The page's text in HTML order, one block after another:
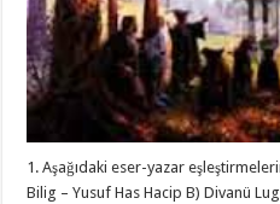
1. Aşağıdaki eser-yazar
Bilig – Yusuf Has Hacip B) Divanü